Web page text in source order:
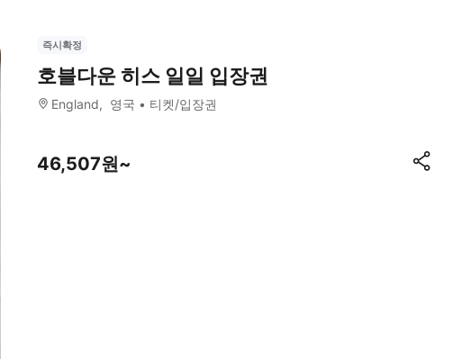
즉시확정
호블다운 히스 일일 입장권
England 영국 티켓/입장권
46,507원~